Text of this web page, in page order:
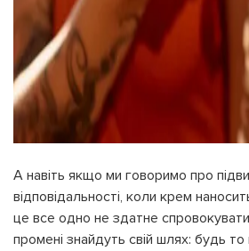
А навіть якщо ми говоримо про
відповідальності, коли крем
це все одно не здатне
промені знайдуть свій шлях: будь то